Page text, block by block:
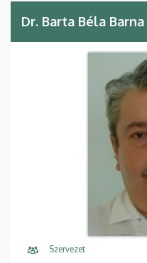
Dr. Barta Béla Barna
Szervezet